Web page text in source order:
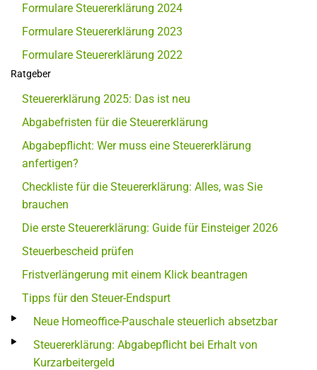
Formulare Steuererklärung 2024
Formulare Steuererklärung 2023
Formulare Steuererklärung 2022
Ratgeber
Steuererklärung 2025: Das ist neu
Abgabefristen für die Steuererklärung
Abgabepflicht: Wer muss eine Steuererklärung
anfertigen?
Checkliste für die Steuererklärung: Alles, was Sie
brauchen
Die erste Steuererklärung: Guide für Einsteiger 2026
Steuerbescheid prüfen
Fristverlängerung mit einem Klick beantragen
Tipps für den Steuer-Endspurt
Neue Homeoffice-Pauschale steuerlich absetzbar
Steuererklärung: Abgabepflicht bei Erhalt von
Kurzarbeitergeld